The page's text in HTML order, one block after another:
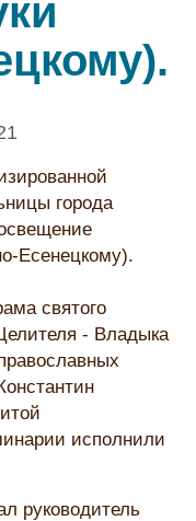
города
Есенецкому).
святого
- Владыка
исполнили
руководитель